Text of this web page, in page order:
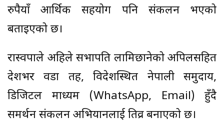
रुपैयाँ आर्थिक सहयोग पनि संकलन भएको
बताइएको छ।
रास्वपाले अहिले सभापति लामिछानेको अपिलसहित
देशभर वडा तह, विदेशस्थित नेपाली समुदाय,
डिजिटल माध्यम (WhatsApp, Email) हुँदै
समर्थन संकलन अभियानलाई तिव्र बनाएको छ।